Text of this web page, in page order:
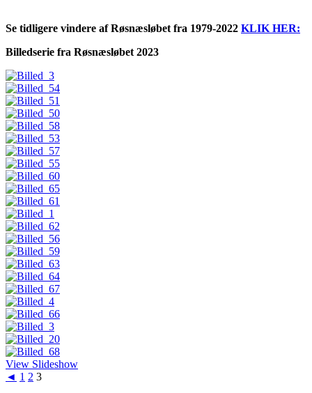
Se tidligere vindere af Røsnæsløbet fra 1979-2022 KLIK HER:
Billedserie fra Røsnæsløbet 2023
View Slideshow
◄ 1 2 3